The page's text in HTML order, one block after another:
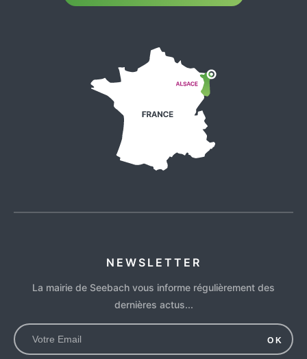
NEWSLETTER
La mairie de Seebach vous informe régulièrement des
dernières actus...
OK